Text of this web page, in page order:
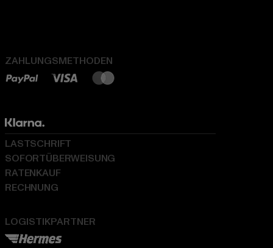
ZAHLUNGSMETHODEN
LOGISTIKPARTNER
LASTSCHRIFT
SOFORTÜBERWEISUNG
RATENKAUF
RECHNUNG